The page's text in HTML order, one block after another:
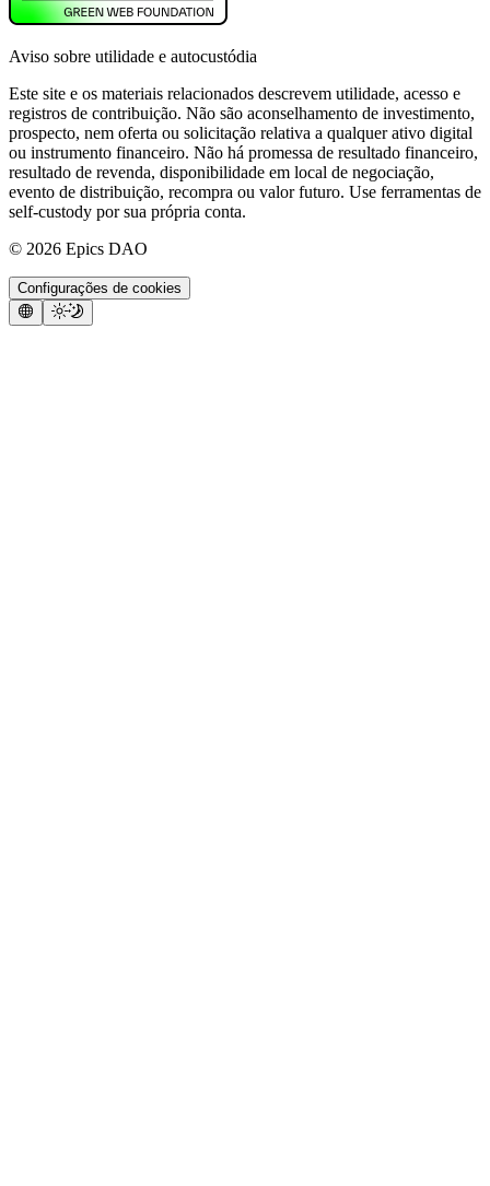
Aviso sobre utilidade e autocustódia
Este site e os materiais relacionados descrevem utilidade, acesso e
registros de contribuição. Não são aconselhamento de investimento,
prospecto, nem oferta ou solicitação relativa a qualquer ativo digital
ou instrumento financeiro. Não há promessa de resultado financeiro,
resultado de revenda, disponibilidade em local de negociação,
evento de distribuição, recompra ou valor futuro. Use ferramentas de
self-custody por sua própria conta.
© 2026 Epics DAO
Configurações de cookies